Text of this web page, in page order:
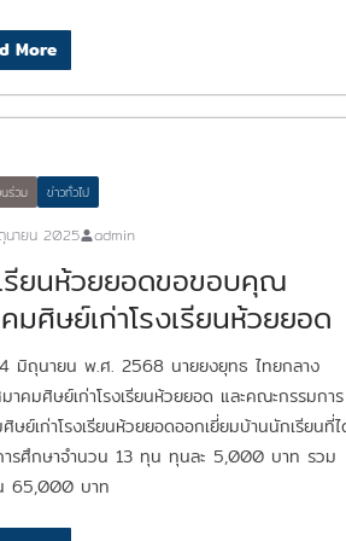
More
ร่วม ข่าวทั่วไป
นายน 2025 admin
รียนห้วยยอดขอขอบคุณ
มศิษย์เก่าโรงเรียนห้วยยอด
มิถุนายน พ.ศ. 2568 นายยงยุทธ ไทยกลาง
าคมศิษย์เก่าโรงเรียนห้วยยอด และคณะกรรมการ
ษย์เก่าโรงเรียนห้วยยอดออกเยี่ยมบ้านนักเรียนที่
รศึกษาจำนวน 13 ทุน ทุนละ 5,000 บาท รวม
65,000 บาท